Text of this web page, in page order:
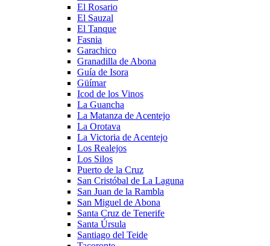
El Rosario
El Sauzal
El Tanque
Fasnia
Garachico
Granadilla de Abona
Guía de Isora
Güímar
Icod de los Vinos
La Guancha
La Matanza de Acentejo
La Orotava
La Victoria de Acentejo
Los Realejos
Los Silos
Puerto de la Cruz
San Cristóbal de La Laguna
San Juan de la Rambla
San Miguel de Abona
Santa Cruz de Tenerife
Santa Úrsula
Santiago del Teide